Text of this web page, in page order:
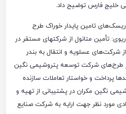
خلیج فارس توضیح داد.
تامین پایدار خوراک طرح
تأمین متانول از شرکتهای مستقر در
شرکت‌های عسلویه و انتقال به بندر
طرح‌های شرکت توسعه پتروشیمی نگین
پرداخت و خواستار تعاملات سازنده
نگین مکران در پشتیبانی از تهیه و
مورد نظر جهت ارایه به شرکت صنایع